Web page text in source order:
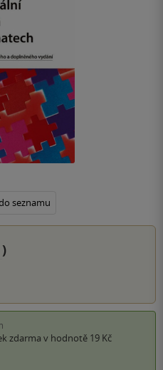
seznamu
)
zdarma v hodnotě 19 Kč